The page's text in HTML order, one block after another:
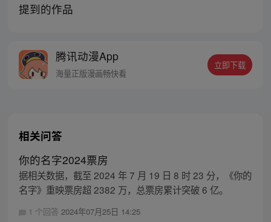
提到的作品
腾讯动漫App
海量正版漫画畅快看
立即下载
相关问答
你的名字2024票房
据相关数据，截至 2024 年 7 月 19 日 8 时 23 分，《你的
名字》重映票房超 2382 万，总票房累计突破 6 亿。
1 个回答 2024年07月25日 14:25